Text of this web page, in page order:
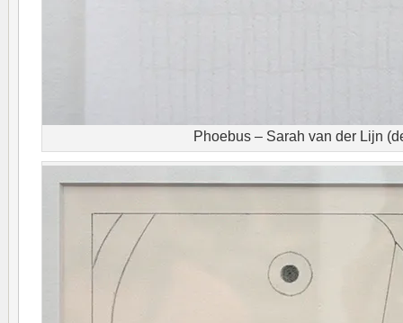
Phoebus – Sarah van der Lijn